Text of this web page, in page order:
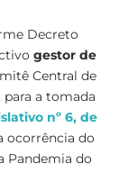
Decreto
gestor de
Central de
para a tomada
nº 6, de
ocorrência do
Pandemia do